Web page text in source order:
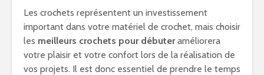
Les crochets représentent un investissement
important dans votre matériel de crochet, mais choisir
les meilleurs crochets pour débuteraméliorera
votre plaisir et votre confort lors de la réalisation de
vos projets. Il est donc essentiel de prendre le temps